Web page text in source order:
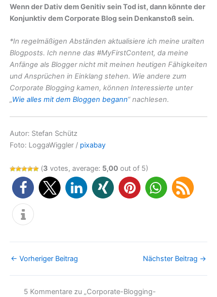
Wenn der Dativ dem Genitiv sein Tod ist, dann könnte der
Konjunktiv dem Corporate Blog sein Denkanstoß sein.
*In regelmäßigen Abständen aktualisiere ich meine uralten
Blogposts. Ich nenne das #MyFirstContent, da meine
Anfänge als Blogger nicht mit meinen heutigen Fähigkeiten
und Ansprüchen in Einklang stehen. Wie andere zum
Corporate Blogging kamen, können Interessierte unter
„Wie alles mit dem Bloggen begann“ nachlesen.
Autor: Stefan Schütz
Foto: LoggaWiggler / pixabay
(3 votes, average: 5,00 out of 5)
← Vorheriger Beitrag Nächster Beitrag →
5 Kommentare zu „Corporate-Blogging-